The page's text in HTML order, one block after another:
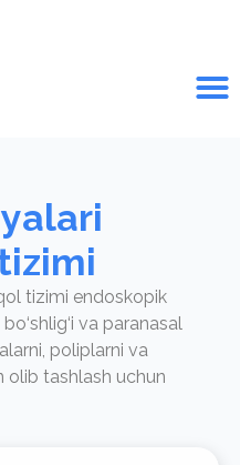
tizimi endoskopik
va paranasal
poliplarni va
olib tashlash uchun